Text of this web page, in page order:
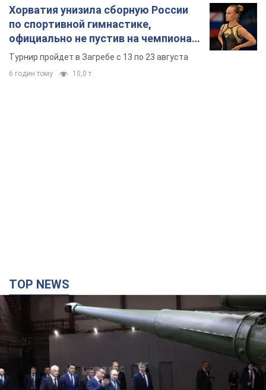
Кремль получил "окно возможностей", а Трамп
остался почти без ракет: как быть Украине?
Интервью с Мельником
Мнение о том, что у России закончатся баллистические
ракеты, крайне опасно, подчеркнул эксперт